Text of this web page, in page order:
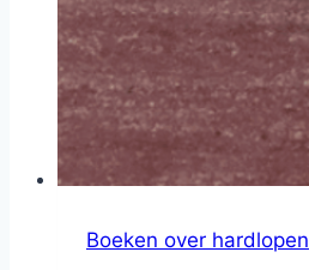
Boeken over hardlopen